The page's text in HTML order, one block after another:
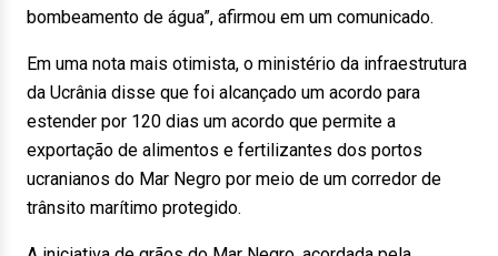
bombeamento de água”, afirmou em um comunicado.
Em uma nota mais otimista, o ministério da infraestrutura
da Ucrânia disse que foi alcançado um acordo para
estender por 120 dias um acordo que permite a
exportação de alimentos e fertilizantes dos portos
ucranianos do Mar Negro por meio de um corredor de
trânsito marítimo protegido.